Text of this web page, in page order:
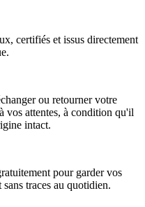
certifiés et issus directement
ou retourner votre
vos attentes, à condition qu'il
intact.
pour garder vos
traces au quotidien.